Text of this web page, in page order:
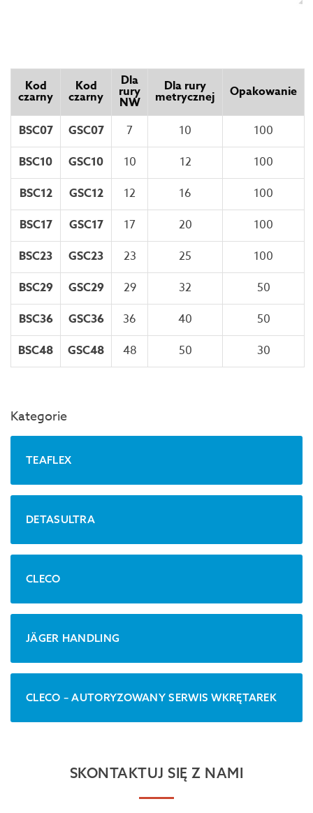
Kod
czarny
Kod
czarny
Dla
rury
NW
Dla rury
metrycznej Opakowanie
BSC07 GSC07 7 10
100
BSC10
GSC10 10 12
100
BSC12
GSC12 12 16
100
BSC17
GSC17 17 20
100
BSC23
GSC23 23 25
100
BSC29
GSC29 29 32
50
BSC36
GSC36 36 40
50
BSC48
GSC48 48 50 30
Kategorie
TEAFLEX
DETASULTRA
CLECO
JÄGER HANDLING
CLECO – AUTORYZOWANY SERWIS WKRĘTAREK
SKONTAKTUJ SIĘ Z NAMI